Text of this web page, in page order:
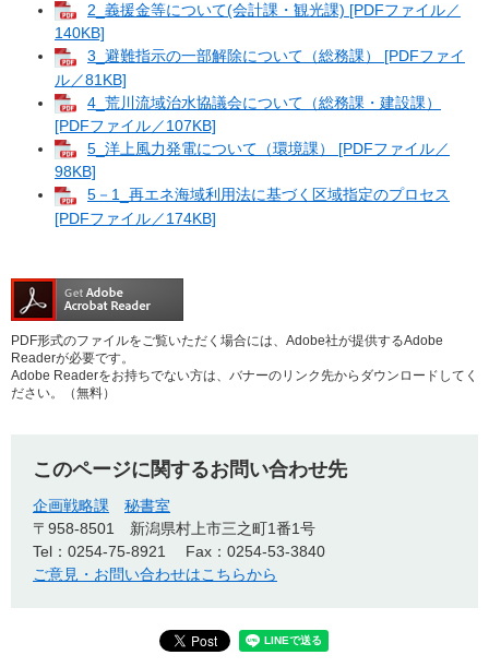
2_義援金等について(会計課・観光課) [PDFファイル／
140KB]
3_避難指示の一部解除について（総務課） [PDFファイ
ル／81KB]
4_荒川流域治水協議会について（総務課・建設課）
[PDFファイル／107KB]
5_洋上風力発電について（環境課） [PDFファイル／
98KB]
5－1_再エネ海域利用法に基づく区域指定のプロセス
[PDFファイル／174KB]
PDF形式のファイルをご覧いただく場合には、Adobe社が提供するAdobe
Readerが必要です。
Adobe Readerをお持ちでない方は、バナーのリンク先からダウンロードしてく
ださい。（無料）
このページに関するお問い合わせ先
企画戦略課
秘書室
〒958-8501
新潟県村上市三之町1番1号
Tel：0254-75-8921
Fax：0254-53-3840
ご意見・お問い合わせはこちらから